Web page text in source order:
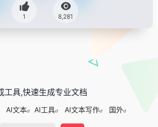
1 8,281
工具,快速生成专业文档
AI文本 AI工具 AI文本写作 国外